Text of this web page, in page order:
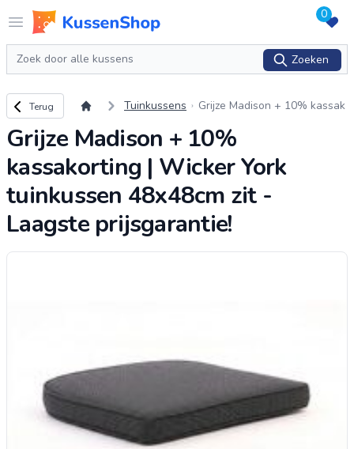
Open menu
Logo www.kussenshop.nl 0
Zoeken
Zoeken
Terug naar overzicht
Terug Tuinkussens
Grijze Madison + 10% kassak
en 48x48cm zit - Laagste prij
Grijze Madison + 10%
kassakorting | Wicker York
tuinkussen 48x48cm zit -
Laagste prijsgarantie!